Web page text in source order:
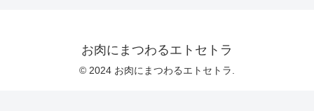
お肉にまつわるエトセトラ
© 2024 お肉にまつわるエトセトラ.